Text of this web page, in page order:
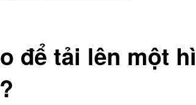
để tải lên một